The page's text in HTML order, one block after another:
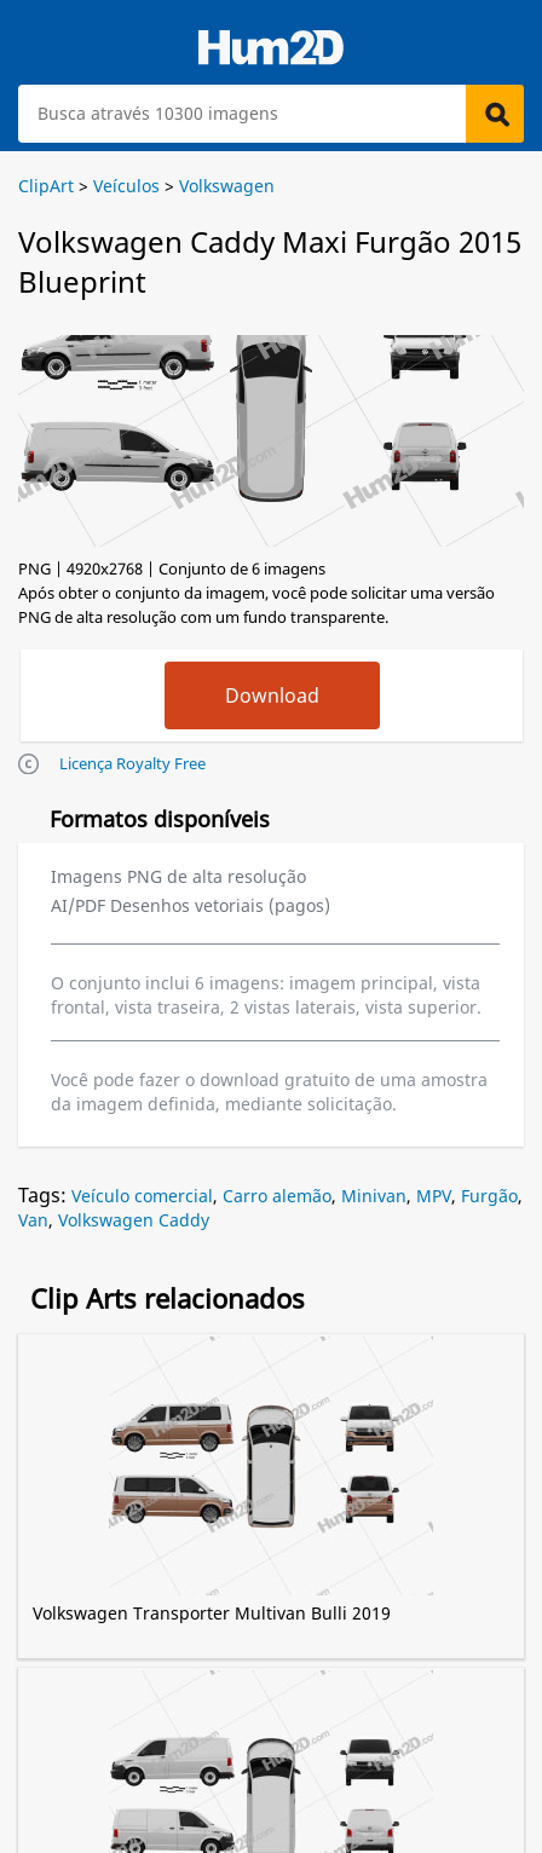
ClipArt > Veículos > Volkswagen
Volkswagen Caddy Maxi Furgão 2015
Blueprint
PNG | 4920x2768 | Conjunto de 6 imagens
Após obter o conjunto da imagem, você pode solicitar uma versão
PNG de alta resolução com um fundo transparente.
Licença Royalty Free
Formatos disponíveis
Imagens PNG de alta resolução
AI/PDF Desenhos vetoriais (pagos)
O conjunto inclui 6 imagens: imagem principal, vista
frontal, vista traseira, 2 vistas laterais, vista superior.
Você pode fazer o download gratuito de uma amostra
da imagem definida, mediante solicitação.
Tags: Veículo comercial, Carro alemão, Minivan, MPV, Furgão,
Van, Volkswagen Caddy
Clip Arts relacionados
Volkswagen Transporter Multivan Bulli 2019